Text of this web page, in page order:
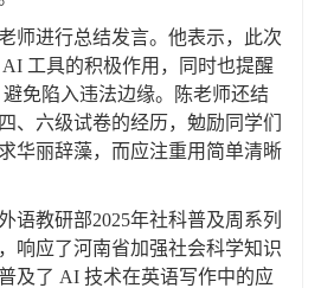
师进行总结发言。他表示，此次
AI 工具的积极作用，同时也提醒
免陷入违法边缘。陈老师还结
、 六级试卷的经历，勉励同学们
华丽辞藻，而应注重用简单清晰
语教研部2025年社科普及周系列
响应了河南省加强社会科学知识
及了 AI 技术在英语写作中的应